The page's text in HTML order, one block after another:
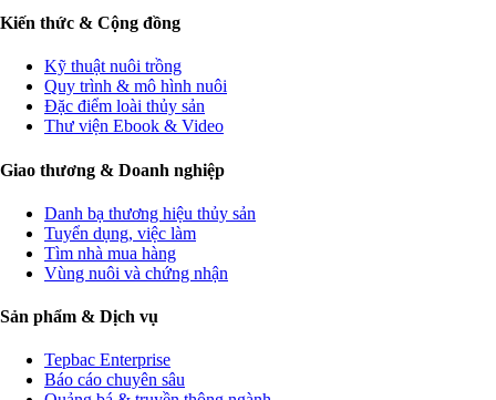
Kiến thức & Cộng đồng
Kỹ thuật nuôi trồng
Quy trình & mô hình nuôi
Đặc điểm loài thủy sản
Thư viện Ebook & Video
Giao thương & Doanh nghiệp
Danh bạ thương hiệu thủy sản
Tuyển dụng, việc làm
Tìm nhà mua hàng
Vùng nuôi và chứng nhận
Sản phẩm & Dịch vụ
Tepbac Enterprise
Báo cáo chuyên sâu